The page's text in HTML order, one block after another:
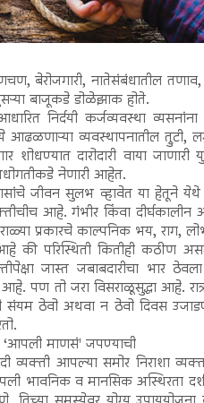
बेरोजगारी, नातेसंबंधातील
बाजूकडे डोळेझाक होते.
निर्दयी कर्जव्यवस्था
आढळणाऱ्या व्यवस्थापनातील
शोधण्यात दारोदारी वाया
नेणारी आहेत.
जीवन सुलभ व्हावेत या हेतूने
आहे. गंभीर किंवा
प्रकारचे काल्पनिक भय,
की परिस्थिती कितीही कठीण
जास्त जबाबदारीचा भार
पण तो जरा विसराळूसुद्धा आहे.
ठेवो अथवा न ठेवो दिवस
माणसं' जपण्याची
व्यक्ती आपल्या समोर निराशा
भावनिक व मानसिक अस्थिरता